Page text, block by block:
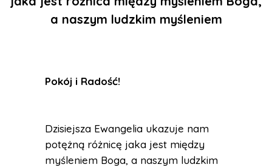
a naszym ludzkim myśleniem
Pokój i Radość!
Dzisiejsza Ewangelia ukazuje nam
potężną różnicę jaka jest między
myśleniem Boga, a naszym ludzkim